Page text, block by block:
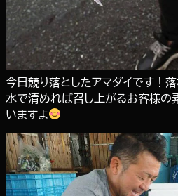
今日競り落としたアマダイです！
水で清めれば召し上がるお客様の
いますよ